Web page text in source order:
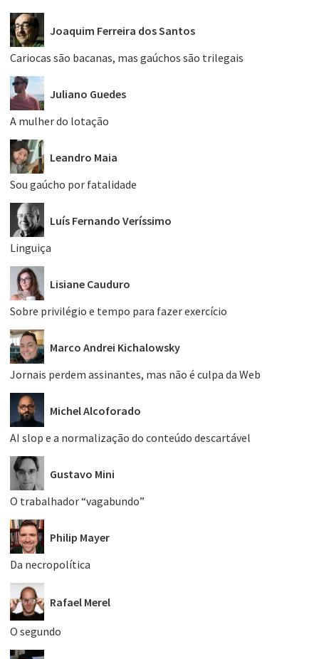
Joaquim Ferreira dos Santos
Cariocas são bacanas, mas gaúchos são trilegais
Juliano Guedes
A mulher do lotação
Leandro Maia
Sou gaúcho por fatalidade
Luís Fernando Veríssimo
Linguiça
Lisiane Cauduro
Sobre privilégio e tempo para fazer exercício
Marco Andrei Kichalowsky
Jornais perdem assinantes, mas não é culpa da Web
Michel Alcoforado
AI slop e a normalização do conteúdo descartável
Gustavo Mini
O trabalhador “vagabundo”
Philip Mayer
Da necropolítica
Rafael Merel
O segundo